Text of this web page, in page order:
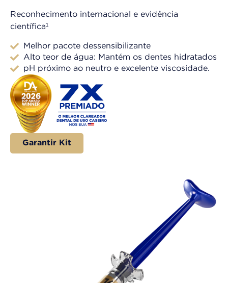
Reconhecimento internacional e evidência
científica¹​
Melhor pacote dessensibilizante​
Alto teor de água: Mantém os dentes hidratados​
pH próximo ao neutro e excelente viscosidade.​
Garantir Kit